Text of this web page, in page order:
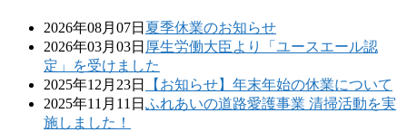
2026年08月07日 夏季休業のお知らせ
2026年03月03日 厚生労働大臣より「ユースエール認
定」を受けました
2025年12月23日
【お知らせ】年末年始の休業について
2025年11月11日 ふれあいの道路愛護事業 清掃活動を実
施しました！